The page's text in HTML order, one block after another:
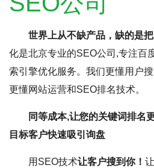
世界上从不缺产品，缺的是
化是北京专业的SEO公司,专注百
索引擎优化服务。我们更懂用户
更懂网站运营和SEO排名技术。
同等成本,让您的关键词排名
目标客户快速吸引询盘
用SEO技术让客户搜到你！